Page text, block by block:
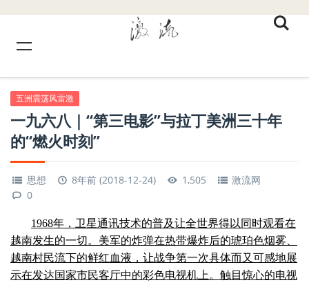
五洲震荡风雷激
一九六八｜“第三电影”与拉丁美洲三十年
的“燃火时刻”
思想 8年前 (2018-12-24) 1,505
激流网
0
1968年，卫星通讯技术的普及让全世界得以同时观看在
越南发生的一切。美军的炸弹在热带爆炸后的琥珀色烟雾、
越南村民流下的鲜红血液，让战争第一次具体而又可感地展
示在发达国家市民客厅中的彩色电视机上。触目惊心的电视